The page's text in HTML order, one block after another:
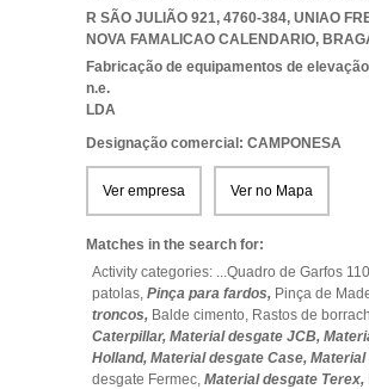
R SÃO JULIÃO 921, 4760-384, UNIAO
NOVA FAMALICAO CALENDARIO,
Fabricação de equipamentos de
n.e.
LDA
Designação comercial: CAMPONESA
Ver empresa Ver no Mapa
Matches in the search for:
Activity categories: ...Quadro de Garfos
patolas, Pinça para fardos, Pinça de
troncos, Balde cimento, Rastos de
Caterpillar, Material desgate JCB,
Holland, Material desgate Case, Material
desgate Fermec, Material desgate Terex,